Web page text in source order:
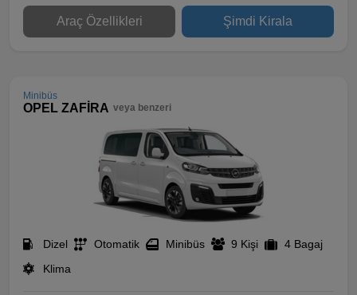
Araç Özellikleri Şimdi Kirala
Minibüs
OPEL ZAFİRA veya benzeri
Dizel Otomatik Minibüs 9 Kişi
4 Bagaj
Klima